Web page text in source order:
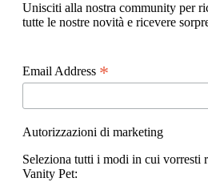
Unisciti alla nostra community per
tutte le nostre novità e ricevere
Email Address *
Autorizzazioni di marketing
Seleziona tutti i modi in cui vorresti
Vanity Pet: